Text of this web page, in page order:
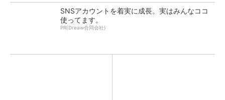
SNSアカウントを着実に成長。実はみんなココ
使ってます。
PR(Dreaw合同会社)